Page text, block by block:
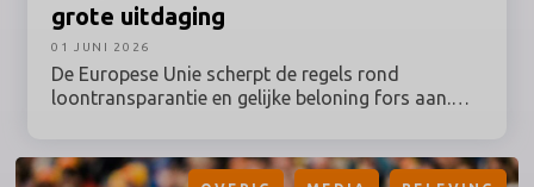
grote uitdaging
De Europese Unie scherpt de regels rond
loontransparantie en gelijke beloning fors aan.
verwachting in 2027 van kracht wordt via de Wet
01 JUNI 2026